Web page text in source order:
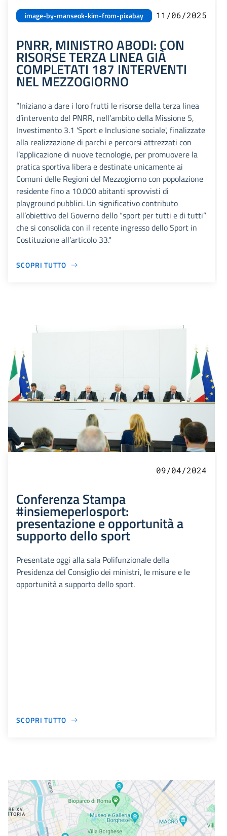
image-by-manseok-kim-from-pixabay 11/06/2025
PNRR, MINISTRO ABODI: CON
RISORSE TERZA LINEA GIÀ
COMPLETATI 187 INTERVENTI
NEL MEZZOGIORNO
“Iniziano a dare i loro frutti le risorse della terza linea
d’intervento del PNRR, nell’ambito della Missione 5,
Investimento 3.1 'Sport e Inclusione sociale', finalizzate
alla realizzazione di parchi e percorsi attrezzati con
l’applicazione di nuove tecnologie, per promuovere la
pratica sportiva libera e destinate unicamente ai
Comuni delle Regioni del Mezzogiorno con popolazione
residente fino a 10.000 abitanti sprovvisti di
playground pubblici. Un significativo contributo
all’obiettivo del Governo dello “sport per tutti e di tutti”
che si consolida con il recente ingresso dello Sport in
Costituzione all’articolo 33."
SCOPRI TUTTO
09/04/2024
Conferenza Stampa
#insiemeperlosport:
presentazione e opportunità a
supporto dello sport
Presentate oggi alla sala Polifunzionale della
Presidenza del Consiglio dei ministri, le misure e le
opportunità a supporto dello sport.
SCOPRI TUTTO